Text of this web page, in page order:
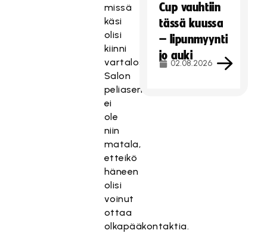
missä
käsi
olisi
kiinni
vartalossa.
Salon
peliasento
ei
ole
niin
matala,
etteikö
häneen
olisi
voinut
ottaa
olkapääkontaktia.
Cup vauhtiin
tässä kuussa
– lipunmyynti
jo auki
02.08.2026